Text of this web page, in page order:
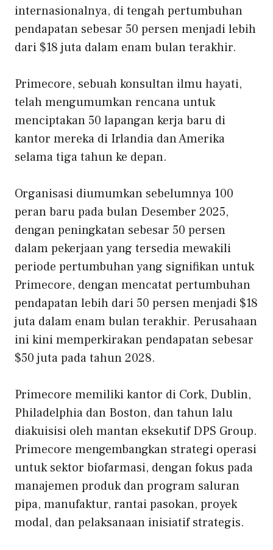
internasionalnya, di tengah pertumbuhan
pendapatan sebesar 50 persen menjadi lebih
dari $18 juta dalam enam bulan terakhir.
Primecore, sebuah konsultan ilmu hayati,
telah mengumumkan rencana untuk
menciptakan 50 lapangan kerja baru di
kantor mereka di Irlandia dan Amerika
selama tiga tahun ke depan.
Organisasi diumumkan sebelumnya 100
peran baru pada bulan Desember 2025,
dengan peningkatan sebesar 50 persen
dalam pekerjaan yang tersedia mewakili
periode pertumbuhan yang signifikan untuk
Primecore, dengan mencatat pertumbuhan
pendapatan lebih dari 50 persen menjadi $18
juta dalam enam bulan terakhir. Perusahaan
ini kini memperkirakan pendapatan sebesar
$50 juta pada tahun 2028.
Primecore memiliki kantor di Cork, Dublin,
Philadelphia dan Boston, dan tahun lalu
diakuisisi oleh mantan eksekutif DPS Group.
Primecore mengembangkan strategi operasi
untuk sektor biofarmasi, dengan fokus pada
manajemen produk dan program saluran
pipa, manufaktur, rantai pasokan, proyek
modal, dan pelaksanaan inisiatif strategis.